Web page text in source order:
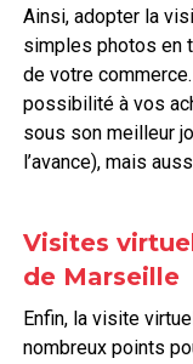
Ainsi, adopter la
simples photos en
de votre
possibilité à vos
sous son meilleur
l’avance), mais
Visites
de Marseille
Enfin, la visite
nombreux points